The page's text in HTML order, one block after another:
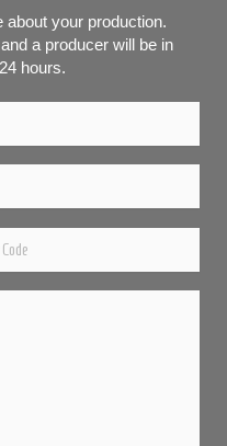
your production.
a producer will be in
hours.